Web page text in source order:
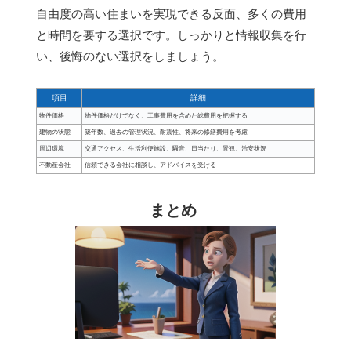
自由度の高い住まいを実現できる反面、多くの費用
と時間を要する選択です。しっかりと情報収集を行
い、後悔のない選択をしましょう。
項目 詳細
物件価格 物件価格だけでなく、工事費用を含めた総費用を把握する
建物の状態 築年数、過去の管理状況、耐震性、将来の修繕費用を考慮
周辺環境 交通アクセス、生活利便施設、騒音、日当たり、景観、治安状況
不動産会社 信頼できる会社に相談し、アドバイスを受ける
まとめ